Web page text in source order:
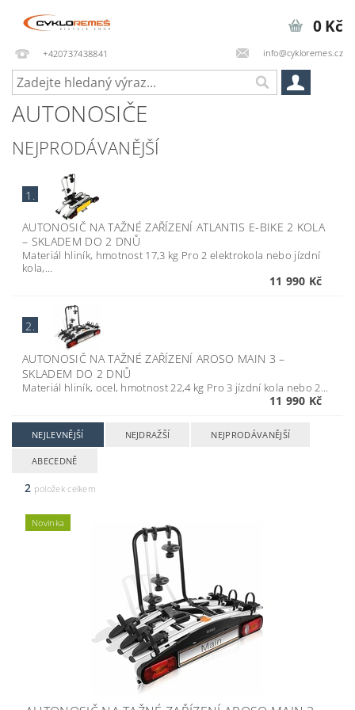
+420737438841 info@cykloremes.cz
0 Kč
AUTONOSIČE
NEJPRODÁVANĚJŠÍ
1.
AUTONOSIČ NA TAŽNÉ ZAŘÍZENÍ ATLANTIS E-BIKE 2 KOLA
– SKLADEM DO 2 DNŮ
Materiál hliník, hmotnost 17,3 kg Pro 2 elektrokola nebo jízdní
kola,...
11 990 Kč
2.
AUTONOSIČ NA TAŽNÉ ZAŘÍZENÍ AROSO MAIN 3–
SKLADEM DO 2 DNŮ
Materiál hliník, ocel, hmotnost 22,4 kg Pro 3 jízdní kola nebo 2...
11 990 Kč
NEJLEVNĚJŠÍ NEJDRAŽŠÍ NEJPRODÁVANĚJŠÍ
ABECEDNĚ
2 položek celkem
Novinka